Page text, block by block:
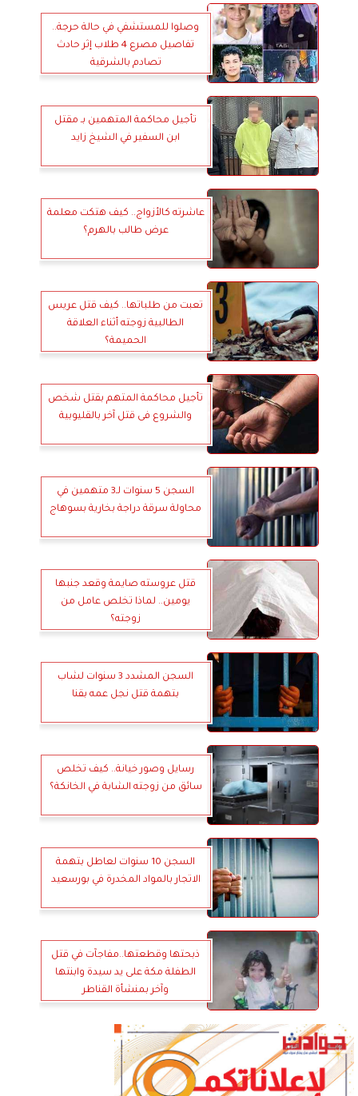
وصلوا للمستشفي في حالة حرجة..
تفاصيل مصرع 4 طلاب إثر حادث
تصادم بالشرقية
تأجيل محاكمة المتهمين بـ مقتل
ابن السفير في الشيخ زايد
عاشرته كالأزواج.. كيف هتكت معلمة
عرض طالب بالهرم؟
تعبت من طلباتها.. كيف قتل عريس
الطالبية زوجته أثناء العلاقة
الحميمة؟
تأجيل محاكمة المتهم بقتل شخص
والشروع فى قتل آخر بالقليوبية
السجن 5 سنوات لـ3 متهمين في
محاولة سرقة دراجة بخارية بسوهاج
قتل عروسته صايمة وقعد جنبها
يومين.. لماذا تخلص عامل من
زوجته؟
السجن المشدد 3 سنوات لشاب
بتهمة قتل نجل عمه بقنا
رسايل وصور خيانة.. كيف تخلص
سائق من زوجته الشابة في الخانكة؟
السجن 10 سنوات لعاطل بتهمة
الاتجار بالمواد المخدرة في بورسعيد
ذبحتها وقطعتها..مفاجآت في قتل
الطفلة مكة على يد سيدة وابنتها
وآخر بمنشأة القناطر